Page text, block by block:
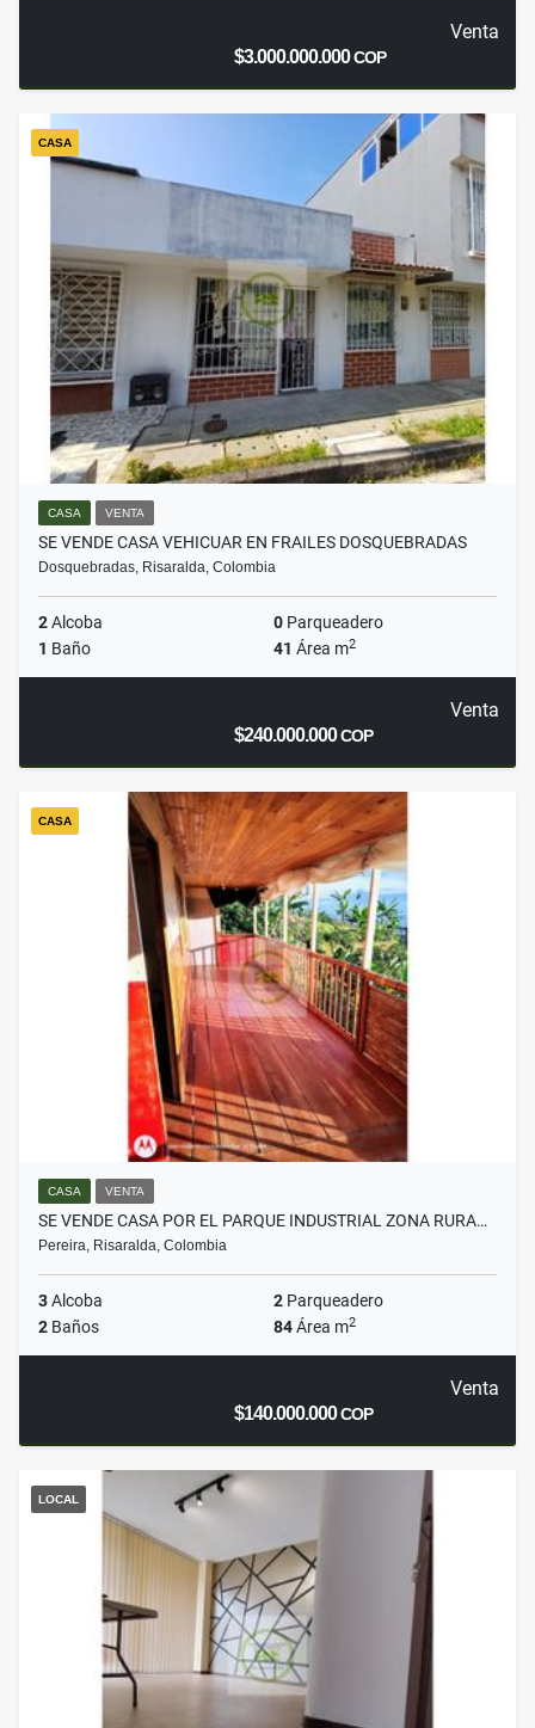
Venta
$3.000.000.000COP
CASA
CASA VENTA
SE VENDE CASA VEHICUAR EN FRAILES DOSQUEBRADAS
Dosquebradas, Risaralda, Colombia
2Alcoba 0 Parqueadero
1 Baño 41 Área m2
Venta
$240.000.000COP
CASA
CASA VENTA
SE VENDE CASA POR EL PARQUE INDUSTRIAL ZONA RURA…
Pereira, Risaralda, Colombia
3Alcoba 2 Parqueadero
2 Baños 84Área m2
Venta
$140.000.000COP
LOCAL